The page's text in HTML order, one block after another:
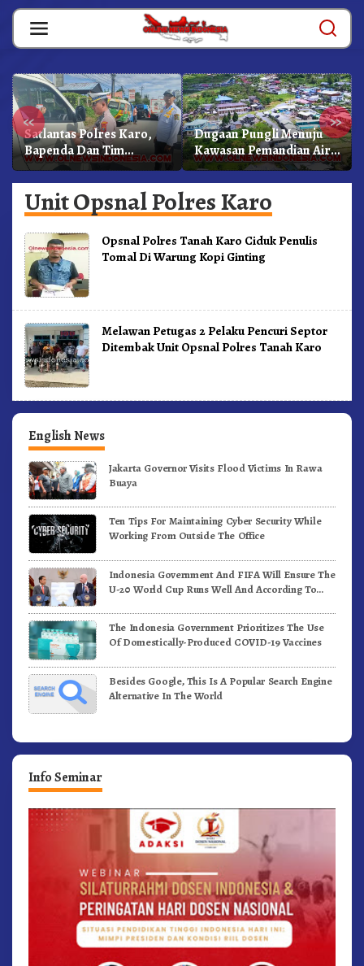
Skip
content
« »
Satlantas Polres Karo,
Bapenda Dan Tim
Lainnya Gelar Oprasi
Sadar Pajak Kenderaan
Dugaan Pungli Menuju
Kawasan Pemandian Air
Panas Semangat Gunung
– Doulu Foto Dan
Videokan!
Unit Opsnal Polres Karo
Opsnal Polres Tanah Karo Ciduk Penulis
Tomal Di Warung Kopi Ginting
Melawan Petugas 2 Pelaku Pencuri Septor
Ditembak Unit Opsnal Polres Tanah Karo
English News
Jakarta Governor Visits Flood Victims In Rawa
Buaya
Ten Tips For Maintaining Cyber Security While
Working From Outside The Office
Indonesia Government And FIFA Will Ensure The
U-20 World Cup Runs Well And According To
The Indonesia Government Prioritizes The Use
Of Domestically-Produced COVID-19 Vaccines
Besides Google, This Is A Popular Search Engine
Alternative In The World
Info Seminar